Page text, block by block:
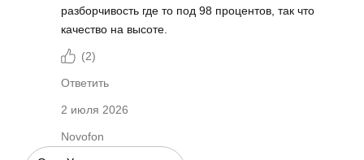
разборчивость где то под 98 процентов, так что
качество на высоте.
(2)
Ответить
2 июля 2026
Novofon